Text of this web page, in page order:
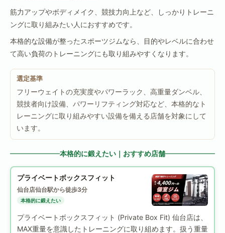
筋力アップやボディメイク、競技力向上など、しっかりトレーニ
ングに取り組みたい人におすすめです。
本格的な設備が整ったスポーツジムなら、目的やレベルに合わせ
て高い負荷のトレーニングにも取り組みやすくなります。
選定基準
フリーウェイトの充実度やパワーラック、高重量ダンベル、
競技者向け設備、パワーリフティング対応など、本格的なト
レーニングに取り組みやすい設備を備える店舗を対象にして
います。
本格的に鍛えたい｜おすすめ店舗
プライベートボックスフィット
仙台店仙台駅から徒歩3分
本格的に鍛えたい
プライベートボックスフィット (Private Box Fit) 仙台店は、
MAX重量を意識したトレーニングに取り組めます。扱う重量